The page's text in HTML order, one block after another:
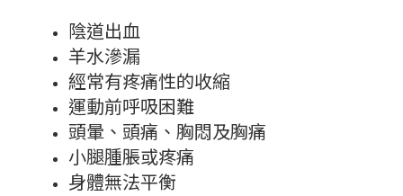
陰道出血
羊水滲漏
經常有疼痛性的收縮
運動前呼吸困難
頭暈、頭痛、胸悶及胸痛
小腿腫脹或疼痛
身體無法平衡